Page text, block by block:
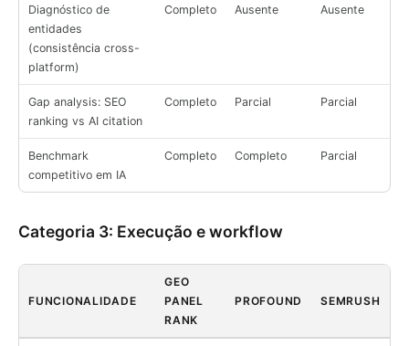
Diagnóstico de
entidades
(consistência cross-
platform)
Completo Ausente Ausente
Gap analysis: SEO
ranking vs AI citation
Completo Parcial Parcial
Benchmark
competitivo em IA
Completo Completo Parcial
Categoria 3: Execução e workflow
FUNCIONALIDADE
GEO
PANEL
RANK
PROFOUND SEMRUSH